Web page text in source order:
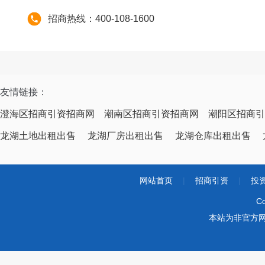
招商热线：400-108-1600
友情链接：
澄海区招商引资招商网 潮南区招商引资招商网 潮阳区招商
龙湖土地出租出售 龙湖厂房出租出售 龙湖仓库出租出售
网站首页 招商引资 投
本站为非官方